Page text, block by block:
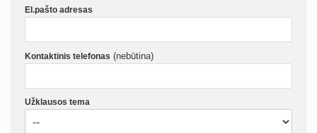
El.pašto adresas
Kontaktinis telefonas (nebūtina)
Užklausos tema